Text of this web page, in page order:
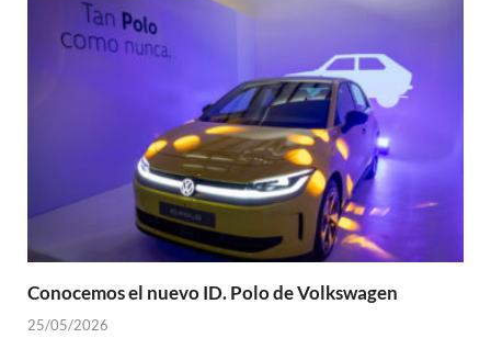
Conocemos el nuevo ID. Polo de Volkswagen
25/05/2026